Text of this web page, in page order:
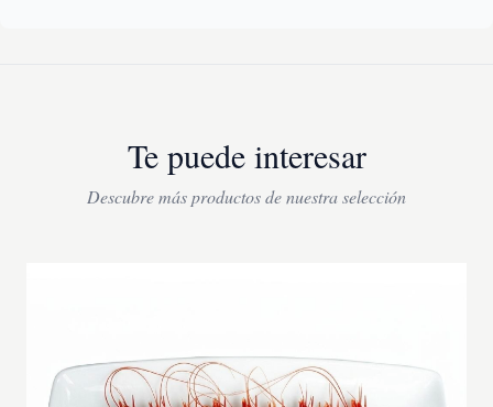
Te puede interesar
Descubre más productos de nuestra selección